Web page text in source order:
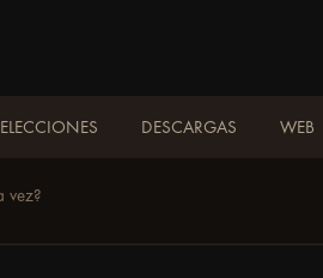
DESCARGAS WEB
vez?